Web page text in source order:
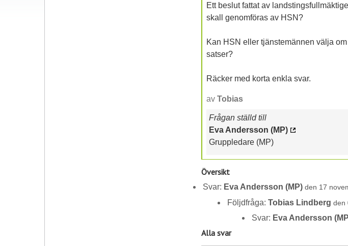
Ett beslut fattat av
skall genomföras av HSN?
Kan HSN eller tjänstemännen välja
satser?
Räcker med korta enkla svar.
av Tobias
Frågan ställd till
Eva Andersson (MP)
Gruppledare (MP)
Översikt
Svar: Eva Andersson (MP) den 17
Följdfråga:Tobias Lindberg den
Svar: Eva Andersson
Alla svar